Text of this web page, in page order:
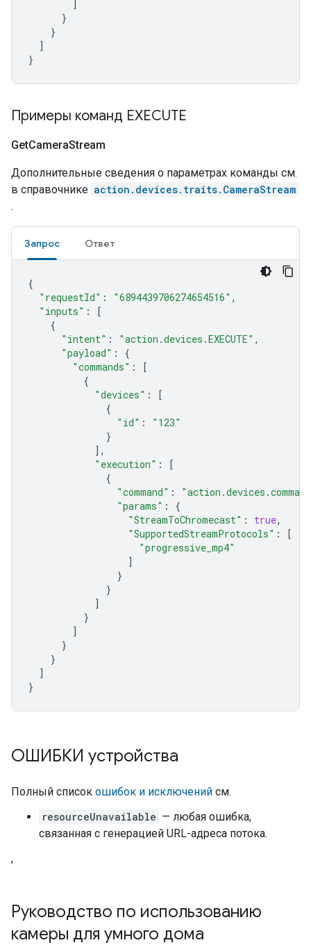
}
}
]
}
Примеры команд EXECUTE
GetCameraStream
Дополнительные сведения о параметрах команды см.
в справочнике action.devices.traits.CameraStream
.
Запрос Ответ
{
"requestId" : "6894439706274654516" ,
"inputs" :
[
{
"intent" : "action.devices.EXECUTE" ,
"payload" :
{
"commands" :
[
{
"devices" :
[
{
"id" :
"123"
}
],
"execution" :
[
{
"command" :
"params" :
{
"StreamToChromecast" : true,
"SupportedStreamProtocols" :
[
"progressive_mp4"
]
}
}
]
}
]
}
}
]
}
ОШИБКИ устройства
Полный список ошибок и исключений см.
resourceUnavailable — любая ошибка,
связанная с генерацией URL-адреса потока.
,
Руководство по использованию
камеры для умного дома